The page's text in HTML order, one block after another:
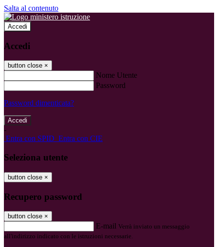
Salta al contenuto
Accedi
Accedi
button close ×
Nome Utente
Password
Password dimenticata?
-
Entra con SPID Entra con CIE
Seleziona utente
button close ×
Recupero password
button close ×
E-mail Verrà inviato un messaggio
all'indirizzo indicato con le istruzioni necessarie.